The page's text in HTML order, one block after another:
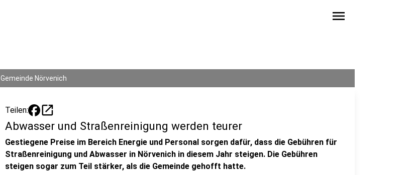
menu
Gemeinde Nörvenich
Teilen: open_in_new
Abwasser und Straßenreinigung werden teurer
Gestiegene Preise im Bereich Energie und Personal sorgen dafür, dass die Gebühren für
Straßenreinigung und Abwasser in Nörvenich in diesem Jahr steigen. Die Gebühren
steigen sogar zum Teil stärker, als die Gemeinde gehofft hatte.